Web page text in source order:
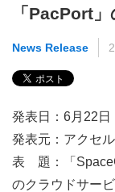
「PacPort
News Release
発表日：6月22日
発表元：アクセ
表 題：「
のクラウドサー